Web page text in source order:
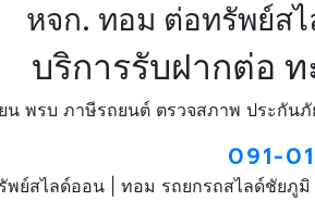
หจก. ทอม ต่อทรัพย์ส
บริการรับฝากต่อ ท
น พรบ ภาษีรถยนต์ ตรวจสภาพ ประกันภั
091-